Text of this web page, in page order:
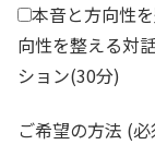
本音と方向性
向性を整える対
ション(30分)
ご希望の方法 (